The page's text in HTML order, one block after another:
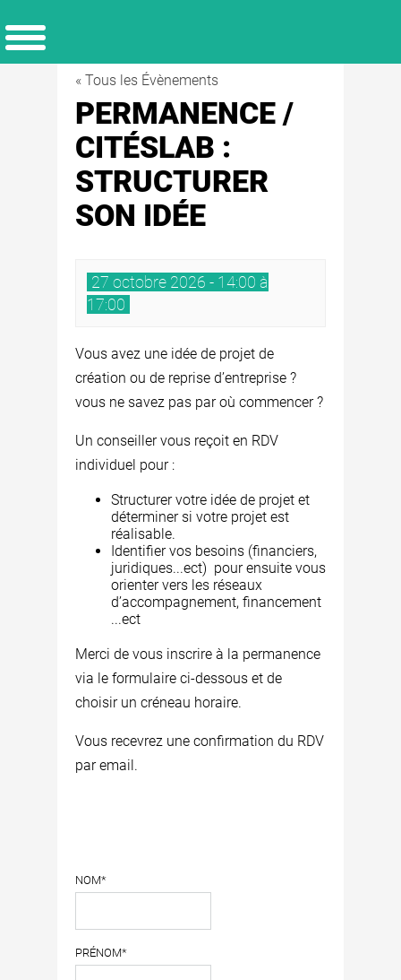
« Tous les Évènements
PERMANENCE /
CITÉSLAB :
STRUCTURER
SON IDÉE
27 octobre 2026 - 14:00 à
17:00
Vous avez une idée de projet de
création ou de reprise d’entreprise ?
vous ne savez pas par où commencer ?
Un conseiller vous reçoit en RDV
individuel pour :
Structurer votre idée de projet et
déterminer si votre projet est
réalisable.
Identifier vos besoins (financiers,
juridiques...ect) pour ensuite vous
orienter vers les réseaux
d’accompagnement, financement
...ect
Merci de vous inscrire à la permanence
via le formulaire ci-dessous et de
choisir un créneau horaire.
Vous recevrez une confirmation du RDV
par email.
NOM*
PRÉNOM*